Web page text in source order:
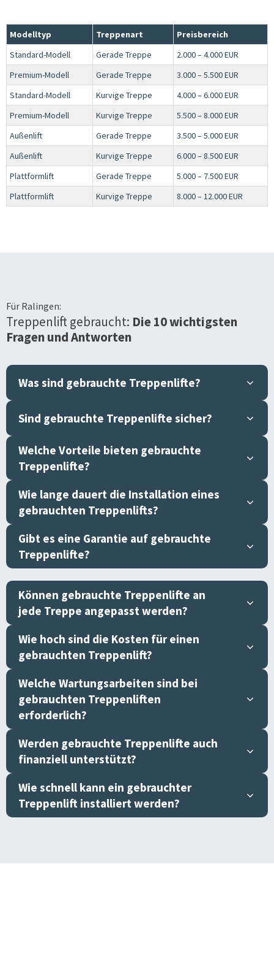
Modelltyp Treppenart
Preisbereich
Standard-Modell
Gerade Treppe
2.000 – 4.000 EUR
Premium-Modell
Gerade Treppe
3.000 – 5.500 EUR
Standard-Modell
Kurvige Treppe
4.000 – 6.000 EUR
Premium-Modell
Kurvige Treppe
5.500 – 8.000 EUR
Außenlift
Gerade Treppe
3.500 – 5.000 EUR
Außenlift
Kurvige Treppe
6.000 – 8.500 EUR
Plattformlift
Gerade Treppe
5.000 – 7.500 EUR
Plattformlift
Kurvige Treppe 8.000 – 12.000 EUR
Für Ralingen:
Treppenlift gebraucht: Die 10 wichtigsten
Fragen und Antworten
Was sind gebrauchte Treppenlifte?
Sind gebrauchte Treppenlifte sicher?
Welche Vorteile bieten gebrauchte
Treppenlifte?
Wie lange dauert die Installation eines
gebrauchten Treppenlifts?
Gibt es eine Garantie auf gebrauchte
Treppenlifte?
Können gebrauchte Treppenlifte an
jede Treppe angepasst werden?
Wie hoch sind die Kosten für einen
gebrauchten Treppenlift?
Welche Wartungsarbeiten sind bei
gebrauchten Treppenliften
erforderlich?
Werden gebrauchte Treppenlifte auch
finanziell unterstützt?
Wie schnell kann ein gebrauchter
Treppenlift installiert werden?